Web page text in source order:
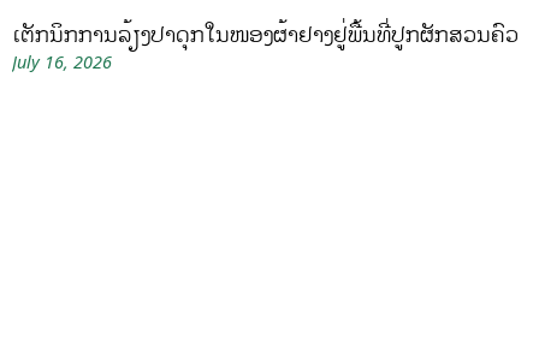
ເຕັກນິກການລ້ຽງປາດຸກໃນໜອງຜ້າຢາງຢູ່ພື້ນທີ່ປູກຜັກສວນຄົວ
July 16, 2026